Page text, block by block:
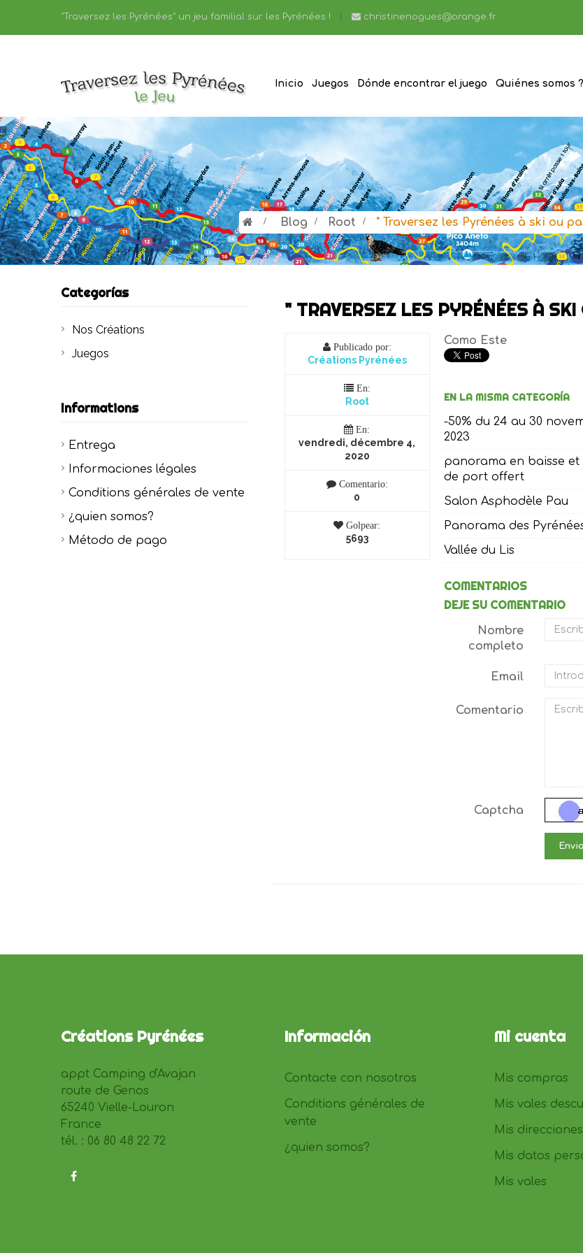
"Traversez les Pyrénées" un jeu familial sur les Pyrénées ! christinenogues@orange.fr
Inicio Juegos Dónde encontrar el juego Quiénes somos ?
> Blog > Root > " Traversez les Pyrénées à ski ou
Categorías
Nos Créations
Juegos
Informations
Entrega
Informaciones légales
Conditions générales de vente
¿quien somos?
Método de pago
" TRAVERSEZ LES PYRÉNÉES À
Publicado por:
Créations Pyrénées
En:
Root
En:
vendredi, décembre 4,
2020
Comentario:
0
Golpear:
5693
Como Este
EN LA MISMA CATEGORÍA
-50% du 24 au 30
2023
panorama en baisse et
de port offert
Salon Asphodèle Pau
Panorama des
Vallée du Lis
COMENTARIOS
DEJE SU COMENTARIO
Nombre
completo
Email
Comentario
Captcha
Créations Pyrénées
appt Camping d'Avajan
route de Genos
65240 Vielle-Louron
France
tél. : 06 80 48 22 72
Información
Contacte con nosotros
Conditions générales de
vente
¿quien somos?
Mi cuenta
Mis compras
Mis vales
Mis direcciones
Mis datos
Mis vales